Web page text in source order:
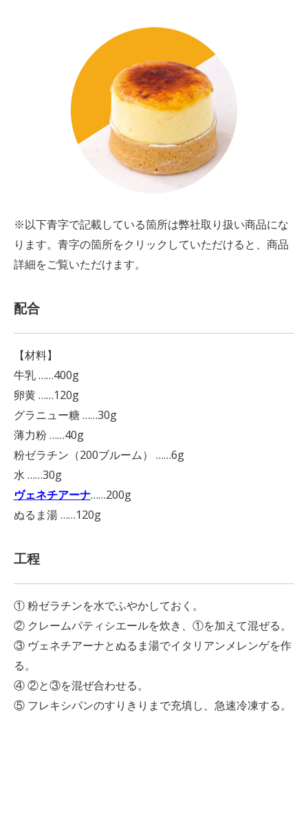
※以下青字で記載している箇所は弊社取り扱い商品にな
ります。青字の箇所をクリックしていただけると、商品
詳細をご覧いただけます。
配合
【材料】
牛乳 ……400g
卵黄 ……120g
グラニュー糖 ……30g
薄力粉 ……40g
粉ゼラチン（200ブルーム） ……6g
水 ……30g
ヴェネチアーナ……200g
ぬるま湯 ……120g
工程
① 粉ゼラチンを水でふやかしておく。
② クレームパティシエールを炊き、①を加えて混ぜる。
③ ヴェネチアーナとぬるま湯でイタリアンメレンゲを作
る。
④ ②と③を混ぜ合わせる。
⑤ フレキシパンのすりきりまで充填し、急速冷凍する。